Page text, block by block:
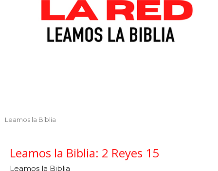
Leamos la Biblia
Leamos la Biblia: 2 Reyes 15
Leamos la Biblia